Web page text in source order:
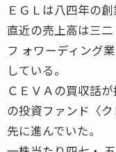
ＥＧＬは八四年の
直近の売上高は三二
フ ォワーディング
している。
ＣＥＶＡの買収話
の投資ファンド〈
先に進んでいた。